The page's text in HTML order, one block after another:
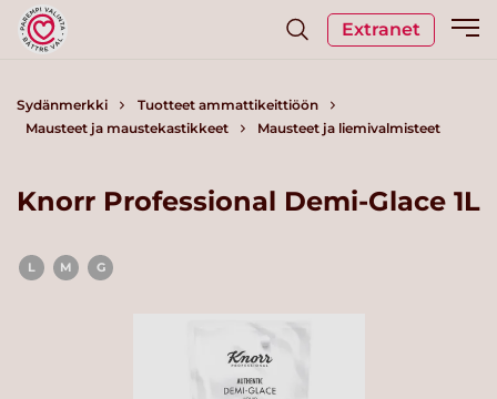
Extranet
Sydänmerkki
Tuotteet ammattikeittiöön
Mausteet ja maustekastikkeet
Mausteet ja liemivalmisteet
Knorr Professional Demi-Glace 1L
L M G